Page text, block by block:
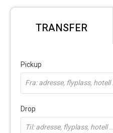
TRANSFER
Pickup
Fra: adresse, flyplass, hotell
Drop
Til: adresse, flyplass, hotell